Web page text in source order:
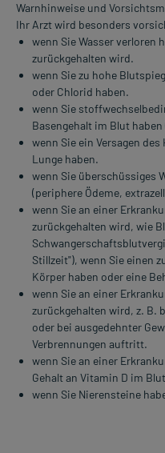
Warnhinweise und
Ihr Arzt wird besonders
wenn Sie Wasser verloren
zurückgehalten wird.
wenn Sie zu hohe
oder Chlorid haben.
wenn Sie
Basengehalt im Blut
wenn Sie ein Versagen
Lunge haben.
wenn Sie überschüssiges
(periphere Ödeme,
wenn Sie an einer
zurückgehalten wird, wie
Stillzeit"), wenn Sie einen
Körper haben oder eine
wenn Sie an einer
zurückgehalten wird, z. B.
oder bei ausgedehnter
Verbrennungen auftritt.
wenn Sie an einer
Gehalt an Vitamin D im
wenn Sie Nierensteine